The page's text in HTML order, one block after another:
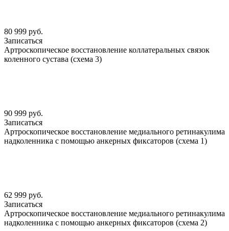
80 999 руб.
Записаться
Артроскопическое восстановление коллатеральных связок
коленного сустава (схема 3)
90 999 руб.
Записаться
Артроскопическое восстановление медиального ретинакулима
надколенника с помощью анкерных фиксаторов (схема 1)
62 999 руб.
Записаться
Артроскопическое восстановление медиального ретинакулима
надколенника с помощью анкерных фиксаторов (схема 2)